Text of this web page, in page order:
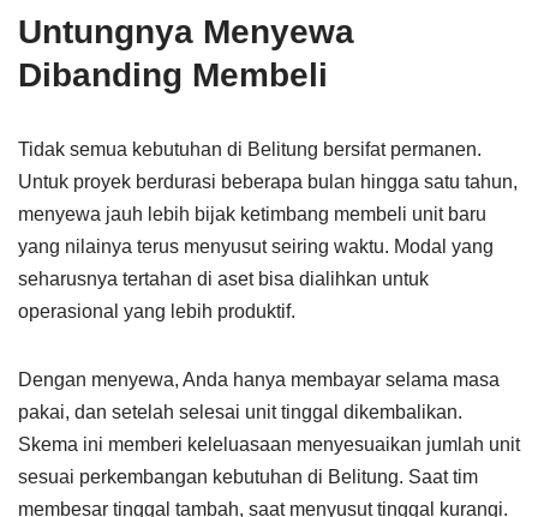
Untungnya Menyewa
Dibanding Membeli
Tidak semua kebutuhan di Belitung bersifat permanen.
Untuk proyek berdurasi beberapa bulan hingga satu tahun,
menyewa jauh lebih bijak ketimbang membeli unit baru
yang nilainya terus menyusut seiring waktu. Modal yang
seharusnya tertahan di aset bisa dialihkan untuk
operasional yang lebih produktif.
Dengan menyewa, Anda hanya membayar selama masa
pakai, dan setelah selesai unit tinggal dikembalikan.
Skema ini memberi keleluasaan menyesuaikan jumlah unit
sesuai perkembangan kebutuhan di Belitung. Saat tim
membesar tinggal tambah, saat menyusut tinggal kurangi.